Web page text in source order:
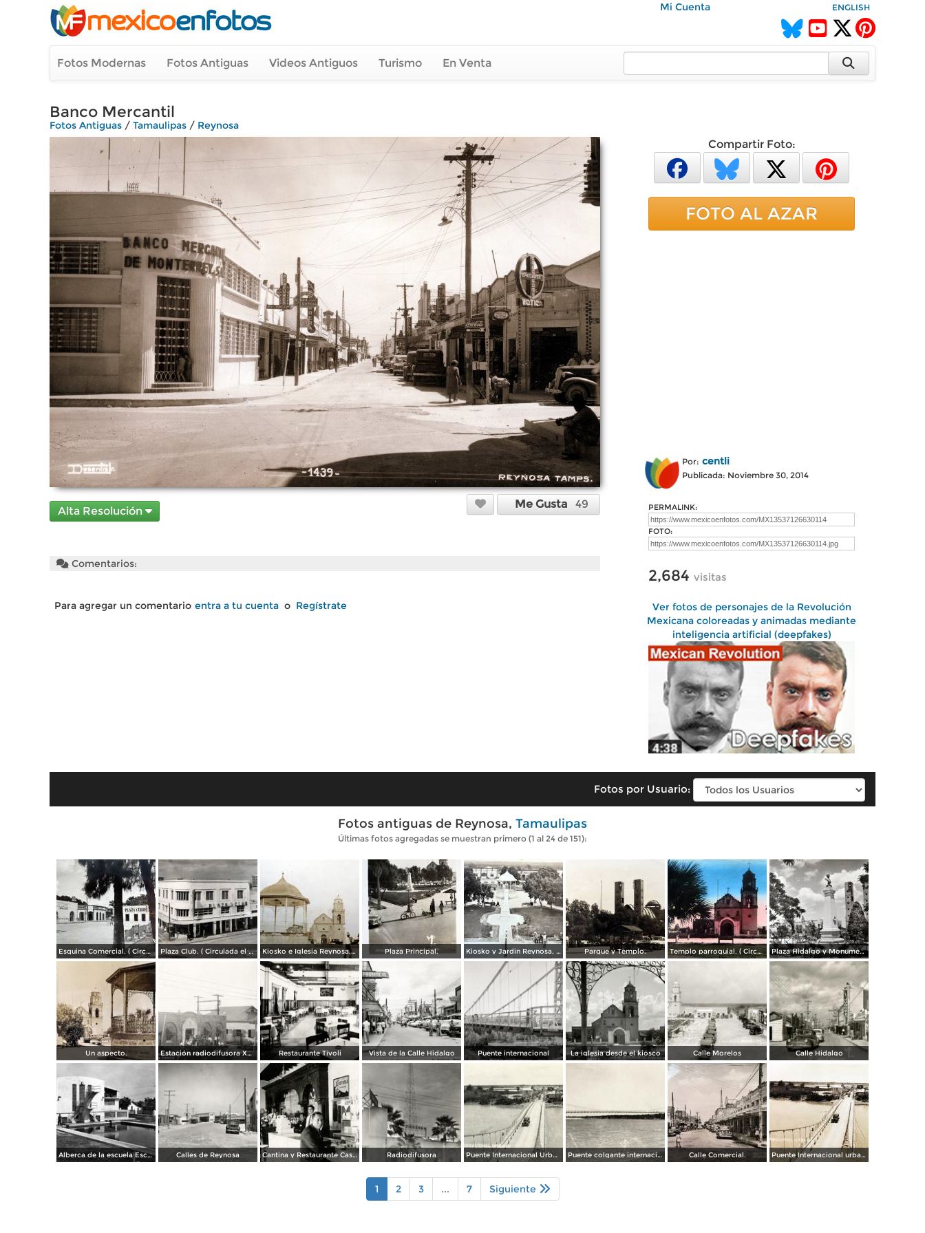
Mi Cuenta ENGLISH
Fotos Modernas Fotos Antiguas Videos Antiguos Turismo En Venta
Banco Mercantil
Fotos Antiguas / Tamaulipas / Reynosa
Alta Resolución
Me Gusta 49
Comentarios:
Para agregar un comentario entra a tu cuenta o Regístrate
Compartir Foto:
FOTO AL AZAR
Por: centli
Publicada: Noviembre 30, 2014
PERMALINK:
FOTO:
2,684 visitas
Ver fotos de personajes de la Revolución
Mexicana coloreadas y animadas mediante
inteligencia artificial (deepfakes)
Fotos por Usuario:
Fotos antiguas de Reynosa, Tamaulipas
Últimas fotos agregadas se muestran primero (1 al 24 de 151):
Esquina Comercial. ( Circulada el 21 de Septiembre de 1952 ). Plaza Club. ( Circulada el 21 de Mayo de 1957 ). Kiosko e Iglesia Reynosa, Tamaulipas. Plaza Principal. Kiosko y Jardin Reynosa, Tamaulipas ( Circulada el 2 de Febrero de 1949 ). Parque y Templo. Templo parroquial. ( Circulada el 12 de Agosto de 1944 ). Plaza Hidalgo y Monumento a Benito Juarez.
Un aspecto. Estación radiodifusora XED de 10,000 watts Restaurante Tívoli Vista de la Calle Hidalgo Puente internacional La iglesia desde el kiosco Calle Morelos Calle Hidalgo
Alberca de la escuela Escandón Calles de Reynosa Cantina y Restaurante Casa Blanca Radiodifusora Puente Internacional Urbano Puente colgante internacional sobre el Río Bravo Calle Comercial. Puente Internacional urbano.
1 2 3 ... 7 Siguiente